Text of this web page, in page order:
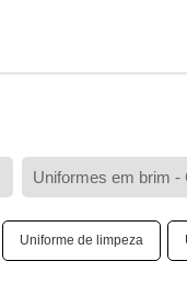
Uniformes em brim -
Uniforme de limpeza